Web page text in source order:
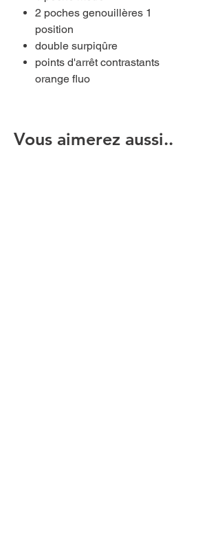
2 poches genouillères 1
position
double surpiqûre
points d'arrêt contrastants
orange fluo
Vous aimerez aussi..